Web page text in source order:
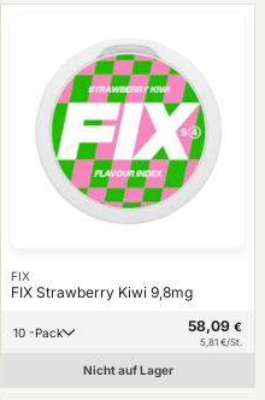
FIX
FIX Strawberry Kiwi 9,8mg
10 -Pack 58,09 €
5,81 €/St.
Nicht auf Lager